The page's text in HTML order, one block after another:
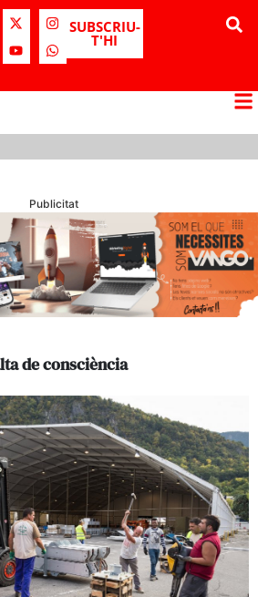
SUBSCRIU-
T'HI
Publicitat
de consciència